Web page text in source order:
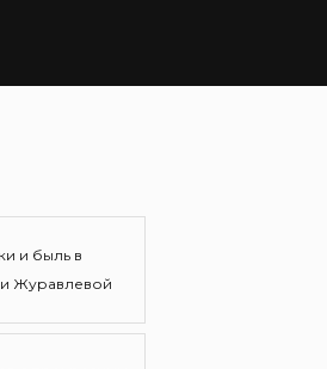
и быль в
Журавлевой